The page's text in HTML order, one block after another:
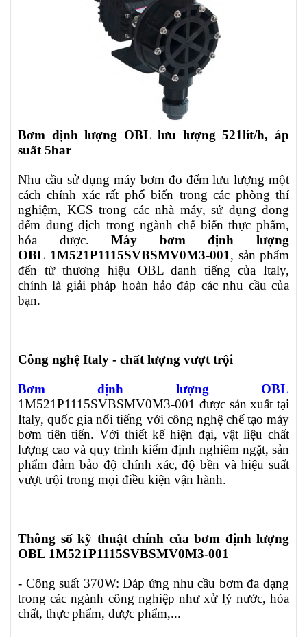
Bơm định lượng OBL lưu lượng 521lít/h, áp
suất 5bar
Nhu cầu sử dụng máy bơm đo đếm lưu lượng một
cách chính xác rất phổ biến trong các phòng thí
nghiệm, KCS trong các nhà máy, sử dụng đong
đếm dung dịch trong ngành chế biến thực phẩm,
hóa dược.Máy bơm định lượng
OBL 1M521P1115SVBSMV0M3-001, sản phẩm
đến từ thương hiệu OBL danh tiếng của Italy,
chính là giải pháp hoàn hảo đáp các nhu cầu của
bạn.
Công nghệ Italy - chất lượng vượt trội
Bơm định lượng OBL
1M521P1115SVBSMV0M3-001 được sản xuất tại
Italy, quốc gia nổi tiếng với công nghệ chế tạo máy
bơm tiên tiến. Với thiết kế hiện đại, vật liệu chất
lượng cao và quy trình kiểm định nghiêm ngặt, sản
phẩm đảm bảo độ chính xác, độ bền và hiệu suất
vượt trội trong mọi điều kiện vận hành.
Thông số kỹ thuật chính của bơm định lượng
OBL 1M521P1115SVBSMV0M3-001
- Công suất 370W: Đáp ứng nhu cầu bơm đa dạng
trong các ngành công nghiệp như xử lý nước, hóa
chất, thực phẩm, dược phẩm,...